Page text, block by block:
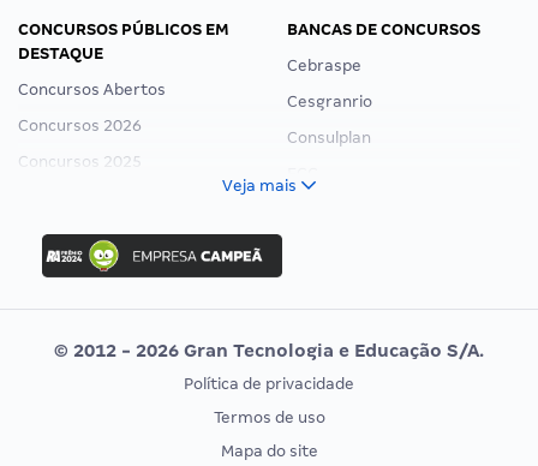
CONCURSOS PÚBLICOS EM
DESTAQUE
Concursos Abertos
Concursos 2026
Concursos 2025
Concurso Ibama
Concurso MPU
Editais publicados
BANCAS DE CONCURSOS
Cebraspe
Cesgranrio
Consulplan
Vunesp
CONCURSOS POR PROFISSÃO
EXAME DE ORDEM
Veja mais
© 2012 - 2026 Gran Tecnologia e Educação S/A.
Política de privacidade
Termos de uso
Mapa do site